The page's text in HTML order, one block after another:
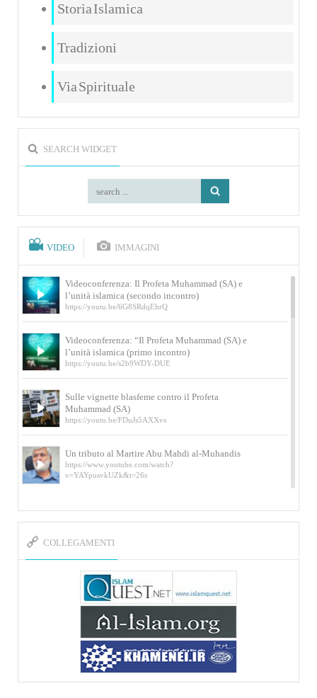
Storia Islamica
Tradizioni
Via Spirituale
SEARCH WIDGET
VIDEO IMMAGINI
Videoconferenza: Il Profeta Muhammad (SA) e
l’unità islamica (secondo incontro)
https://youtu.be/6G8SRdqEhrQ
Videoconferenza: “Il Profeta Muhammad (SA) e
l’unità islamica (primo incontro)
https://youtu.be/s2b9WDY-DUE
Sulle vignette blasfeme contro il Profeta
Muhammad (SA)
https://youtu.be/FDuJs5AXXvs
Un tributo al Martire Abu Mahdi al-Muhandis
https://www.youtube.com/watch?
v=YAYpusvkUZk&t=26s
L’Abluzione rituale (wudu) secondo l’Imam Alì
e l’Imam Khomeini
della figlia di un martire
https://www.youtube.com/watch?
v=-5nPSxbf9l0&t=103s
Sheykh Abbas Di Palma sui martiri Qassem
Soleimani e Abu Mahdi Al-Muhandis
https://youtu.be/Y6SIP2PIht4 Video del discorso tenuto
dallo Sheykh Abbas Di Palma in ...
COLLEGAMENTI